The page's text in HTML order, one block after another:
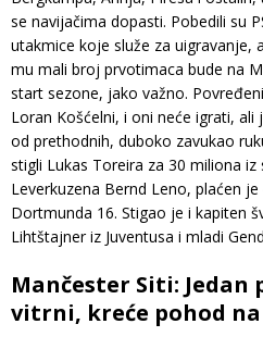
se navijačima dopasti. Pobedili su
utakmice koje služe za uigravanje,
mu mali broj prvotimaca bude na
start sezone, jako važno.
Loran Košćelni, i oni neće igrati, ali
od prethodnih, duboko zavukao
stigli Lukas Toreira za 30 miliona
Leverkuzena Bernd Leno, plaćen
Dortmunda 16. Stigao je i kapiten
Lihtštajner iz Juventusa i mladi
Mančester Siti: Jedan
vitrni, kreće pohod